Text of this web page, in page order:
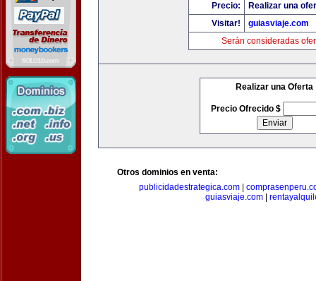
Precio:
Realizar una
Visitar!
guiasviaje.com
Serán consideradas
Realizar una Oferta
Precio Ofrecido $
Otros dominios en venta:
publicidadestrategica.com
guiasviaje.com|